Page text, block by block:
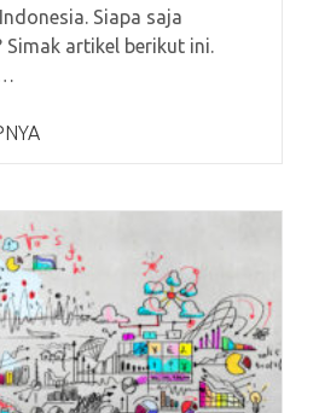
Siapa saja
Simak artikel berikut ini.